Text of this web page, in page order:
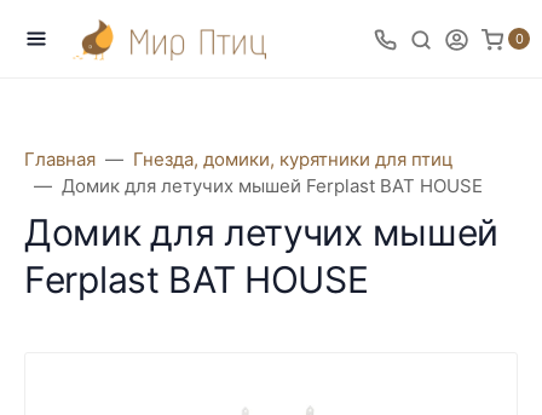
0
Главная
Гнезда, домики, курятники для птиц
Домик для летучих мышей Ferplast BAT HOUSE
Домик для летучих мышей
Ferplast BAT HOUSE